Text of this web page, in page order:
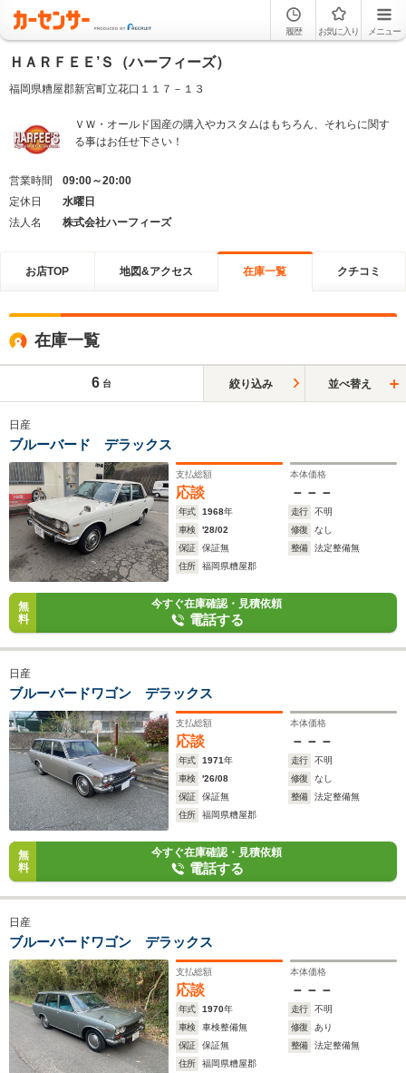
履歴 お気に入り メニュー
ＨＡＲＦＥＥ’Ｓ（ハーフィーズ）
福岡県糟屋郡新宮町立花口１１７－１３
ＶＷ・オールド国産の購入やカスタムはもちろん、それらに関す
る事はお任せ下さい！
営業時間
09:00～20:00
定休日
水曜日
法人名
株式会社ハーフィーズ
お店TOP 地図&アクセス 在庫一覧 クチコミ
在庫一覧
6 台 絞り込み 並べ替え
日産
ブルーバード デラックス
支払総額
応談
本体価格
－－－
年式 1968年 走行
不明
車検
'28/02 修復
なし
保証
保証無 整備
法定整備無
住所
福岡県糟屋郡
無
料
今すぐ在庫確認・見積依頼
電話する
日産
ブルーバードワゴン デラックス
支払総額
応談
本体価格
－－－
年式 1971年 走行
不明
車検
'26/08 修復
なし
保証
保証無 整備
法定整備無
住所
福岡県糟屋郡
無
料
今すぐ在庫確認・見積依頼
電話する
日産
ブルーバードワゴン デラックス
支払総額
応談
本体価格
－－－
年式 1970年 走行
不明
車検
車検整備無 修復
あり
保証
保証無 整備
法定整備無
住所
福岡県糟屋郡